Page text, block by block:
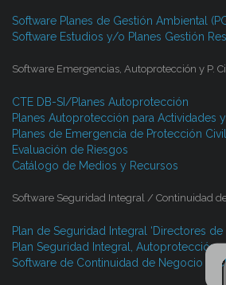
Software Planes de Gestión Ambiental
Software Estudios y/o Planes Gestión
Software Emergencias, Autoprotección y P.
CTE DB-SI/Planes Autoprotección
Planes Autoprotección para Actividades
Planes de Emergencia de Protección Civil
Evaluación de Riesgos
Catálogo de Medios y Recursos
Software Seguridad Integral / Continuidad
Plan de Seguridad Integral ‘Directores de
Plan Seguridad Integral, Autoprotección
Software de Continuidad de Negocio